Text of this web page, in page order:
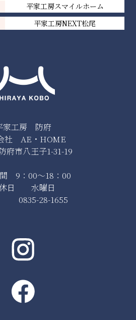
家工房 防府
社 AE・HOME
府市八王子1-31-19
9：00～18：00
日 水曜日
28-1655
平家工房スマイルホーム
平家工房NEXT松尾